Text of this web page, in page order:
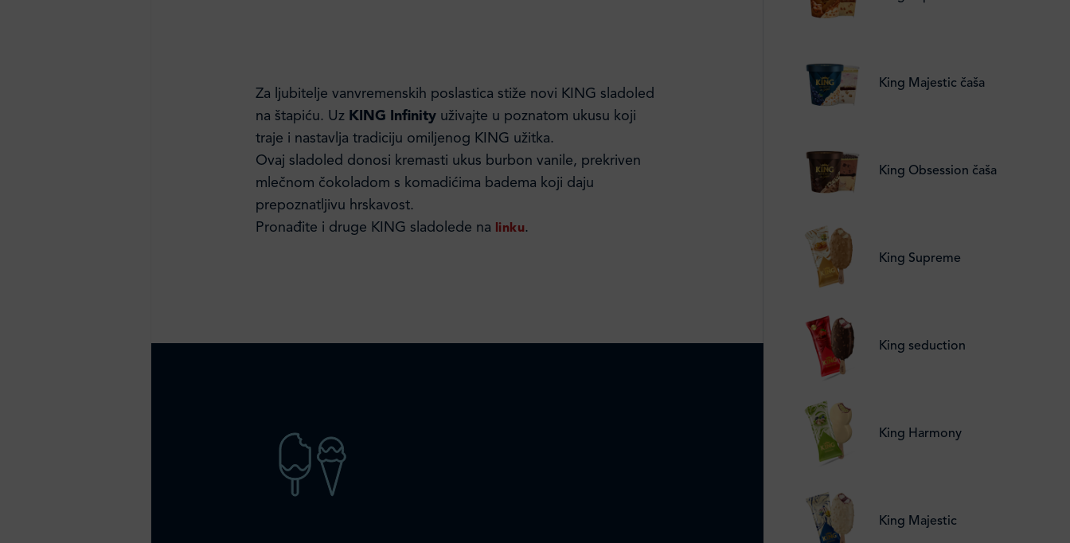
Za ljubitelje vanvremenskih poslastica stiže novi KING sladoled
na štapiću. Uz KING Infinityuživajte u poznatom ukusu koji
traje i nastavlja tradiciju omiljenog KING užitka.
Ovaj sladoled donosi kremasti ukus burbon vanile, prekriven
mlečnom čokoladom s komadićima badema koji daju
prepoznatljivu hrskavost.
Pronađite i druge KING sladolede na
linku.
King Majestic čaša
King Obsession čaša
King Supreme
King seduction
King Harmony
King Majestic